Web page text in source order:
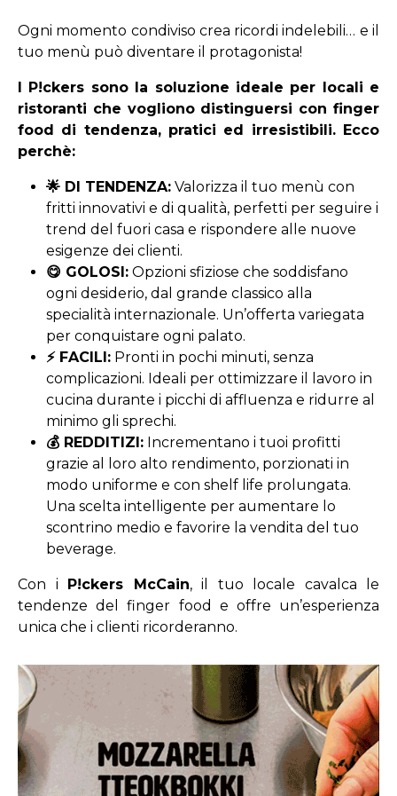
Ogni momento condiviso crea ricordi indelebili… e il
tuo menù può diventare il protagonista!
I P!ckers sono la soluzione ideale per locali e
ristoranti che vogliono distinguersi con finger
food di tendenza, pratici ed irresistibili. Ecco
perchè:
🌟 DI TENDENZA: Valorizza il tuo menù con
fritti innovativi e di qualità, perfetti per seguire i
trend del fuori casa e rispondere alle nuove
esigenze dei clienti.
😋 GOLOSI: Opzioni sfiziose che soddisfano
ogni desiderio, dal grande classico alla
specialità internazionale. Un’offerta variegata
per conquistare ogni palato.
⚡ FACILI: Pronti in pochi minuti, senza
complicazioni. Ideali per ottimizzare il lavoro in
cucina durante i picchi di affluenza e ridurre al
minimo gli sprechi.
💰 REDDITIZI: Incrementano i tuoi profitti
grazie al loro alto rendimento, porzionati in
modo uniforme e con shelf life prolungata.
Una scelta intelligente per aumentare lo
scontrino medio e favorire la vendita del tuo
beverage.
Con i P!ckers McCain, il tuo locale cavalca le
tendenze del finger food e offre un’esperienza
unica che i clienti ricorderanno.